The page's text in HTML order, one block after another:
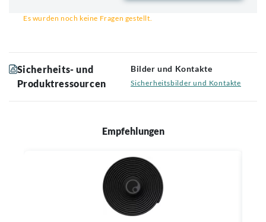
Es wurden noch keine Fragen gestellt.
Sicherheits- und
Produktressourcen
Bilder und Kontakte
Sicherheitsbilder und Kontakte
Empfehlungen